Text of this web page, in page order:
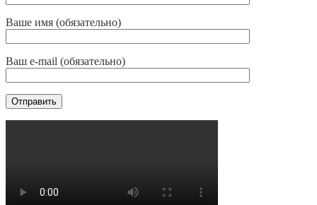
Ваше имя (обязательно)
Ваш e-mail (обязательно)